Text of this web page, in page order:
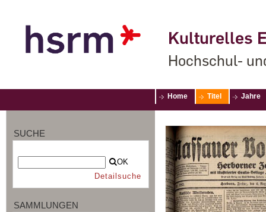
Kulturelles
Hochschul-
Home Titel Jahre
SUCHE
OK
Detailsuche
SAMMLUNGEN